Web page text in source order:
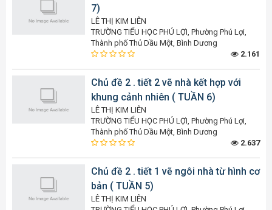
7)
LÊ THỊ KIM LIÊN
TRƯỜNG TIỂU HỌC PHÚ LỢI, Phường Phú Lợi,
Thành phố Thủ Dầu Một, Bình Dương
2.161
Chủ đề 2 . tiết 2 vẽ nhà kết hợp với
khung cảnh nhiên ( TUẦN 6)
LÊ THỊ KIM LIÊN
TRƯỜNG TIỂU HỌC PHÚ LỢI, Phường Phú Lợi,
Thành phố Thủ Dầu Một, Bình Dương
2.637
Chủ đề 2 . tiết 1 vẽ ngôi nhà từ hình cơ
bản ( TUẦN 5)
LÊ THỊ KIM LIÊN